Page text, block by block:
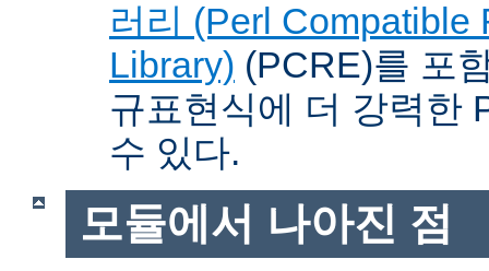
러리 (Perl Compatible
Library) (PCRE)를 포
규표현식에 더 강력한
수 있다.
모듈에서 나아진 점